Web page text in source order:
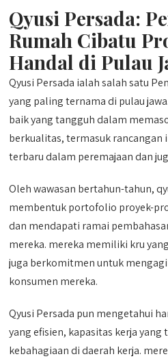
Qyusi Persada:
Rumah Cibatu
Handal di Pulau
Qyusi Persada ialah salah satu
yang paling ternama di pulau
baik yang tangguh dalam
berkualitas, termasuk
terbaru dalam peremajaan dan
Oleh wawasan bertahun-tahun,
membentuk portofolio proyek-
dan mendapati ramai
mereka. mereka memiliki kru
juga berkomitmen untuk
konsumen mereka.
Qyusi Persada pun mengetahui
yang efisien, kapasitas kerja yang
kebahagiaan di daerah kerja.